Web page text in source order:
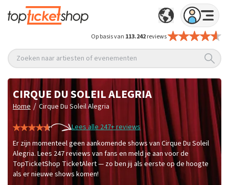
Op basis van 113.242reviews
Zoeken naar artiesten of evenementen
CIRQUE DU SOLEIL ALEGRIA
Home / Cirque Du Soleil Alegria
Lees alle 247+ reviews
Er zijn momenteel geen aankomende shows van Cirque Du Soleil
Alegria. Lees 247 reviews van fans en meld je aan voor de
TopTicketShop TicketAlert — zo ben jij als eerste op de hoogte
als er nieuwe shows komen!